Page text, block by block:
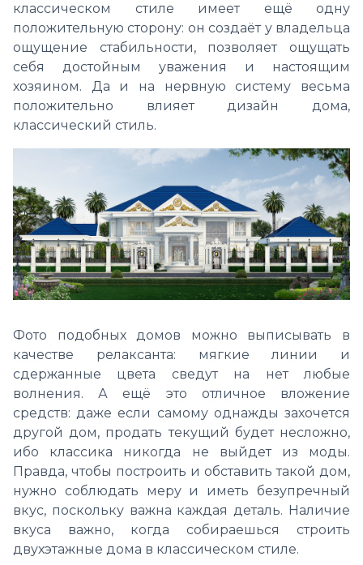
классическом стиле имеет ещё одну
положительную сторону: он создаёт у владельца
ощущение стабильности, позволяет ощущать
себя достойным уважения и настоящим
хозяином. Да и на нервную систему весьма
положительно влияет дизайн дома,
классический стиль.
Фото подобных домов можно выписывать в
качестве релаксанта: мягкие линии и
сдержанные цвета сведут на нет любые
волнения. А ещё это отличное вложение
средств: даже если самому однажды захочется
другой дом, продать текущий будет несложно,
ибо классика никогда не выйдет из моды.
Правда, чтобы построить и обставить такой дом,
нужно соблюдать меру и иметь безупречный
вкус, поскольку важна каждая деталь. Наличие
вкуса важно, когда собираешься строить
двухэтажные дома в классическом стиле.